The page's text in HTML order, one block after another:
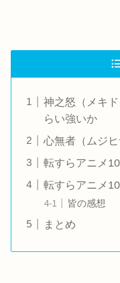
神之怒（メキ
らい強いか
心無者（ムジ
転すらアニメ
転すらアニメ
皆の感想
まとめ